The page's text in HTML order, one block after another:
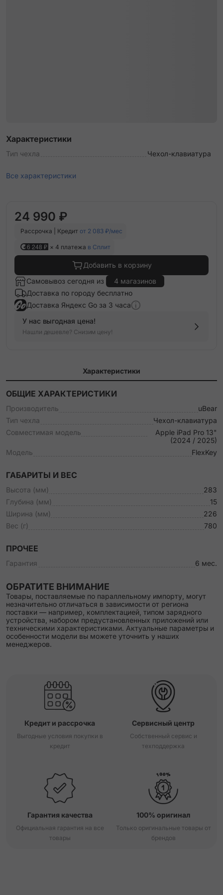
Характеристики
Тип чехла Чехол-клавиатура
Все характеристики
24 990 ₽
Рассрочка | Кредит от 2 083 ₽/мес
6 248 ₽ × 4 платежа в Сплит
Добавить в корзину
Самовывоз сегодня из
4 магазинов
Доставка по городу бесплатно
Доставка Яндекс Go за 3 часа
У нас выгодная цена!
Нашли дешевле? Снизим цену!
Характеристики
ОБЩИЕ ХАРАКТЕРИСТИКИ
Производитель
uBear
Тип чехла
Чехол-клавиатура
Совместимая модель
Apple iPad Pro 13"
(2024 / 2025)
Модель
FlexKey
ГАБАРИТЫ И ВЕС
Высота (мм)
283
Глубина (мм)
15
Ширина (мм)
226
Вес (г)
780
ПРОЧЕЕ
Гарантия 6 мес.
ОБРАТИТЕ ВНИМАНИЕ
Товары, поставляемые по параллельному импорту, могут
незначительно отличаться в зависимости от региона
поставки — например, комплектацией, типом зарядного
устройства, набором предустановленных приложений или
техническими характеристиками. Актуальные параметры и
особенности модели вы можете уточнить у наших
менеджеров.
Кредит и рассрочка
Выгодные условия покупки в
кредит
Сервисный центр
Собственный сервис и
техподдержка
Гарантия качества
Официальная гарантия на все
товары
100% оригинал
Только оригинальные товары от
брендов